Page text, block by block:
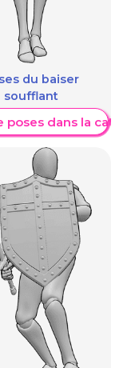
du baiser
soufflant
poses dans la